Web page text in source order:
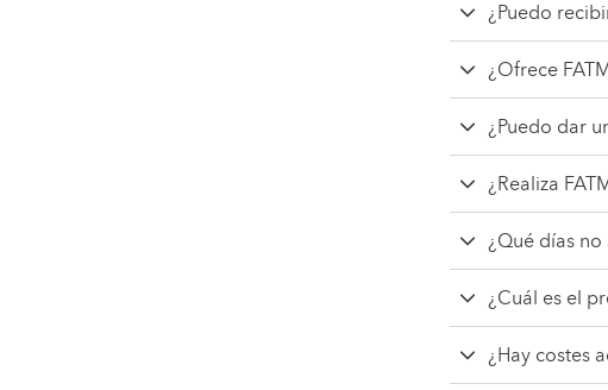
¿Puedo
¿Ofrece
¿Puedo dar
¿Realiza
¿Qué días
¿Cuál es el
¿Hay costes